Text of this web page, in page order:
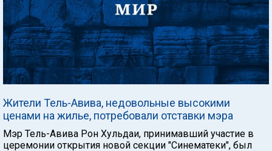
Жители Тель-Авива, недовольные высокими
ценами на жилье, потребовали отставки мэра
Мэр Тель-Авива Рон Хульдаи, принимавший участие в
церемонии открытия новой секции "Синематеки", был